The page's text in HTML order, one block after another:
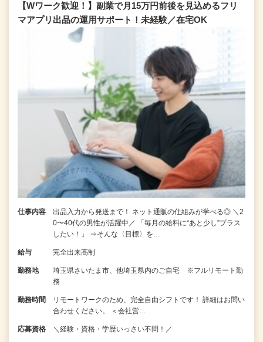
【Wワーク歓迎！】副業で月15万円前後を見込めるフリ
マアプリ出品の運用サポート！未経験／在宅OK
仕事内容
出品入力から発送まで！ ネット通販の仕組みが学べる◎ ＼2
0〜40代の男性が活躍中／ 「毎月の給料に“あと少し”プラス
したい！」 ⇒そんな〈目標〉を…
給与 完全出来高制
勤務地
埼玉県さいたま市、他埼玉県内のご自宅 ※フルリモート勤
務
勤務時間
リモートワークのため、完全自由シフトです！ 詳細はお問い
合わせください。 ＜会社営…
応募資格 ＼経験・資格・学歴いっさい不問！／